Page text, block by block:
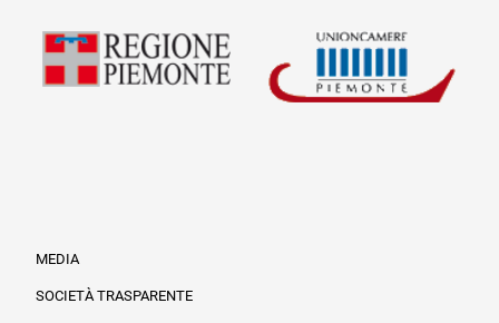
MEDIA
SOCIETÀ TRASPARENTE